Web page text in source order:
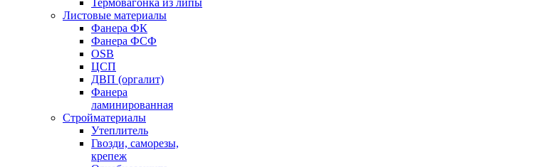
Термовагонка из липы
Листовые материалы
Фанера ФК
Фанера ФСФ
OSB
ЦСП
ДВП (оргалит)
Фанера
ламинированная
Стройматериалы
Утеплитель
Гвозди, саморезы,
крепеж